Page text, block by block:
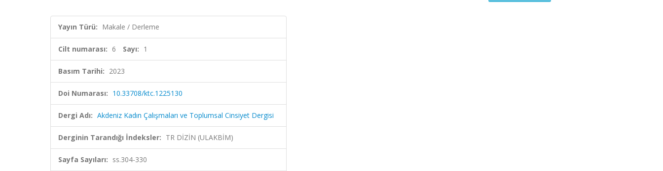
Yayın Türü: Makale / Derleme
Cilt numarası: 6 Sayı: 1
Basım Tarihi: 2023
Doi Numarası: 10.33708/ktc.1225130
Dergi Adı: Akdeniz Kadın Çalışmaları ve Toplumsal Cinsiyet Dergisi
Derginin Tarandığı İndeksler: TR DİZİN (ULAKBİM)
Sayfa Sayıları: ss.304-330